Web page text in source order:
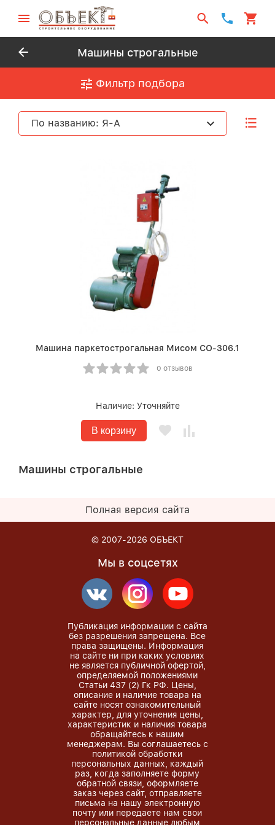
Машины строгальные
Фильтр подбора
По названию: Я-А
Машина паркетострогальная Мисом СО-306.1
0 отзывов
Наличие: Уточняйте
В корзину
Машины строгальные
Полная версия сайта
© 2007-2026 ОБЪЕКТ
Мы в соцсетях
Публикация информации с сайта
без разрешения запрещена. Все
права защищены. Информация
на сайте ни при каких условиях
не является публичной офертой,
определяемой положениями
Статьи 437 (2) Гк РФ. Цены,
описание и наличие товара на
сайте носят ознакомительный
характер, для уточнения цены,
характеристик и наличия товара
обращайтесь к нашим
менеджерам. Вы соглашаетесь с
политикой обработки
персональных данных, каждый
раз, когда заполняете форму
обратной связи, оформляете
заказ через сайт, отправляете
письма на нашу электронную
почту или передаете нам свои
персональные данные любым